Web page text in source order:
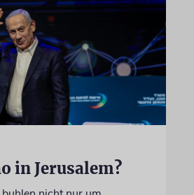
in Jerusalem?